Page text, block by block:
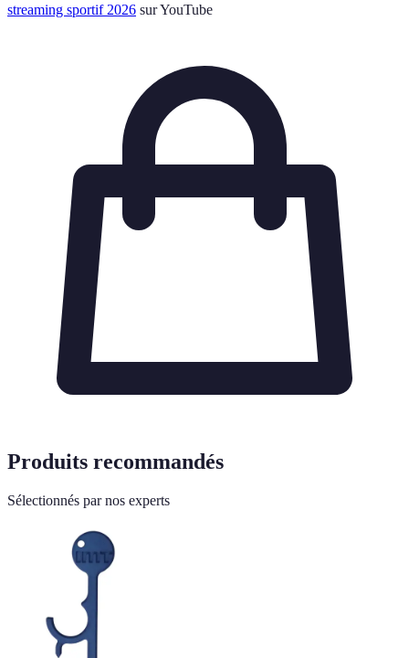
streaming sportif 2026 sur YouTube
Produits recommandés
Sélectionnés par nos experts